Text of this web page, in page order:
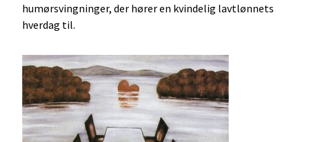
humørsvingninger, der hører en kvindelig lavtlønnets
hverdag til.